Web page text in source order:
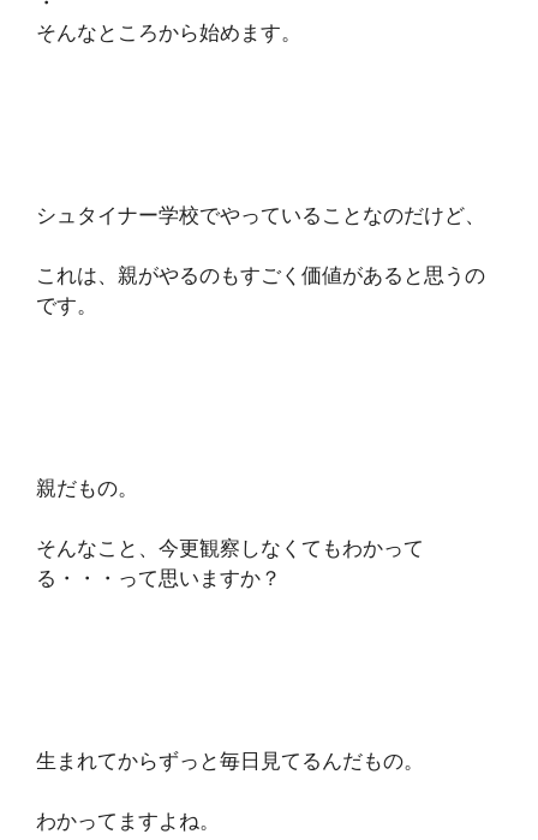
そんなところから始めます。
シュタイナー学校でやっていることなのだけど、
これは、親がやるのもすごく価値があると思うの
です。
親だもの。
そんなこと、今更観察しなくてもわかって
る・・・って思いますか？
生まれてからずっと毎日見てるんだもの。
わかってますよね。